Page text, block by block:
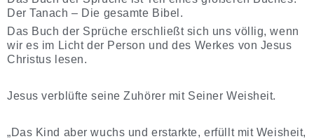
Der Tanach – Die gesamte Bibel.
Das Buch der Sprüche erschließt sich uns völlig, wenn
wir es im Licht der Person und des Werkes von Jesus
Christus lesen.
Jesus verblüfte seine Zuhörer mit Seiner Weisheit.
„Das Kind aber wuchs und erstarkte, erfüllt mit Weisheit,